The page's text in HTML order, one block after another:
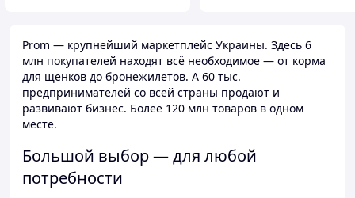
Prom — крупнейший маркетплейс Украины. Здесь 6
млн покупателей находят всё необходимое — от корма
для щенков до бронежилетов. А 60 тыс.
предпринимателей со всей страны продают и
развивают бизнес. Более 120 млн товаров в одном
месте.
Большой выбор — для любой
потребности